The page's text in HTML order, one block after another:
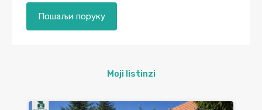
Moji listinzi